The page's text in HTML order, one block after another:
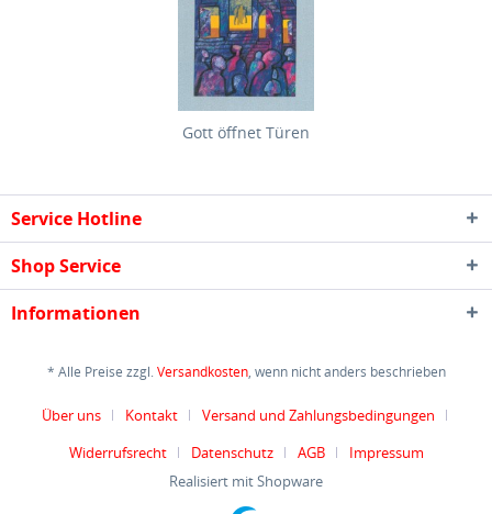
Gott öffnet Türen
Service Hotline
Shop Service
Informationen
* Alle Preise zzgl.Versandkosten, wenn nicht anders beschrieben
Über uns Kontakt
Versand und Zahlungsbedingungen
Widerrufsrecht
Datenschutz AGB
Impressum
Realisiert mit Shopware